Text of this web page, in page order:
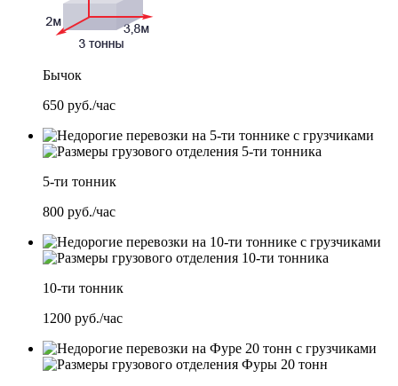
Бычок
650 руб./час
5-ти тонник
800 руб./час
10-ти тонник
1200 руб./час